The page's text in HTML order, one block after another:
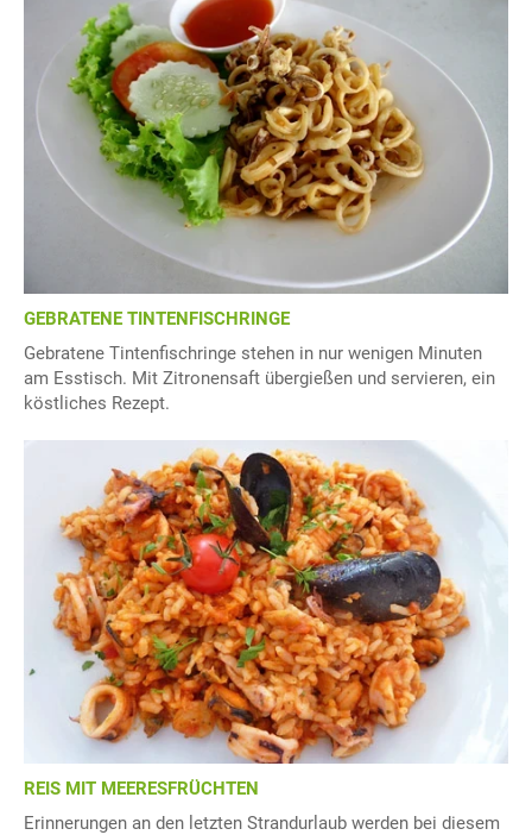
GEBRATENE TINTENFISCHRINGE
Gebratene Tintenfischringe stehen in nur wenigen Minuten
am Esstisch. Mit Zitronensaft übergießen und servieren, ein
köstliches Rezept.
REIS MIT MEERESFRÜCHTEN
Erinnerungen an den letzten Strandurlaub werden bei diesem